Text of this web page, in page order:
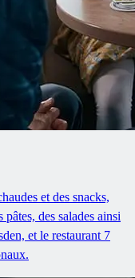
et des snacks,
des salades ainsi
et le restaurant 7